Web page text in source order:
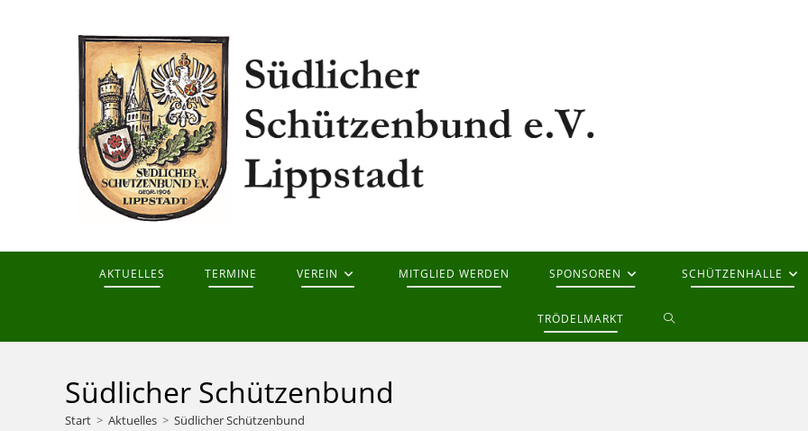
AKTUELLES TERMINE VEREIN MITGLIED WERDEN SPONSOREN SCHÜTZENHALLE
TRÖDELMARKT WEBSITE-
Südlicher Schützenbund
Start > Aktuelles > Südlicher Schützenbund